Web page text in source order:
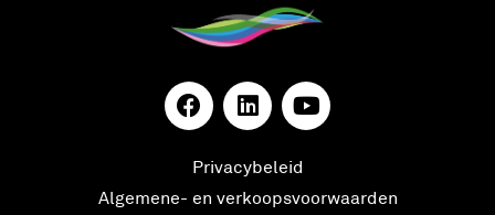
Privacybeleid
Algemene- en verkoopsvoorwaarden